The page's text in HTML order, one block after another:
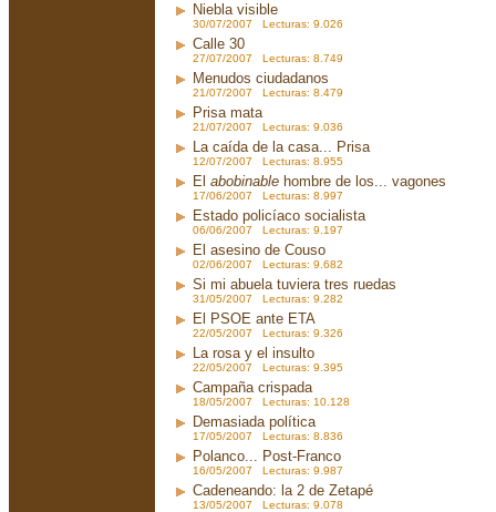
Niebla visible
30/07/2007 Lecturas: 9.026
Calle 30
27/07/2007 Lecturas: 8.749
Menudos ciudadanos
21/07/2007 Lecturas: 8.479
Prisa mata
21/07/2007 Lecturas: 9.036
La caída de la casa... Prisa
12/07/2007 Lecturas: 8.955
El abobinable hombre de los... vagones
17/06/2007 Lecturas: 8.997
Estado policíaco socialista
06/06/2007 Lecturas: 9.197
El asesino de Couso
02/06/2007 Lecturas: 9.682
Si mi abuela tuviera tres ruedas
31/05/2007 Lecturas: 9.282
El PSOE ante ETA
22/05/2007 Lecturas: 9.326
La rosa y el insulto
22/05/2007 Lecturas: 9.395
Campaña crispada
18/05/2007 Lecturas: 10.128
Demasiada política
17/05/2007 Lecturas: 8.836
Polanco... Post-Franco
16/05/2007 Lecturas: 9.987
Cadeneando: la 2 de Zetapé
13/05/2007 Lecturas: 9.078